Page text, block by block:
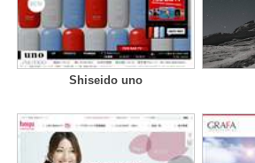
Shiseido uno